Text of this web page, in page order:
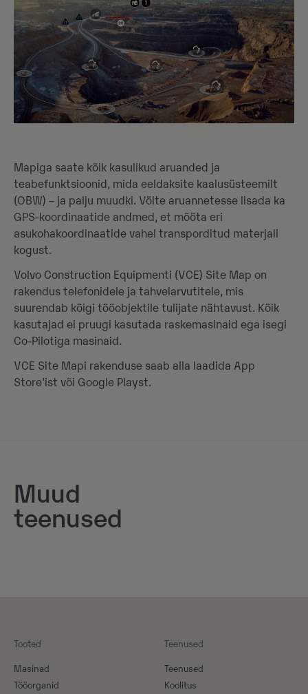
Mapiga saate kõik kasulikud aruanded ja
teabefunktsioonid, mida eeldaksite kaalusüsteemilt
(OBW) – ja palju muudki. Võite aruannetesse lisada ka
GPS-koordinaatide andmed, et mõõta eri
asukohakoordinaatide vahel transporditud materjali
kogust.
Volvo Construction Equipmenti (VCE) Site Map on
rakendus telefonidele ja tahvelarvutitele, mis
suurendab kõigi tööobjektile tulijate nähtavust. Kõik
kasutajad ei pruugi kasutada raskemasinaid ega isegi
Co-Pilotiga masinaid.
VCE Site Mapi rakenduse saab alla laadida App
Store'ist või Google Playst.
Muud
teenused
Tooted
Masinad
Tööorganid
Teenused
Teenused
Koolitus